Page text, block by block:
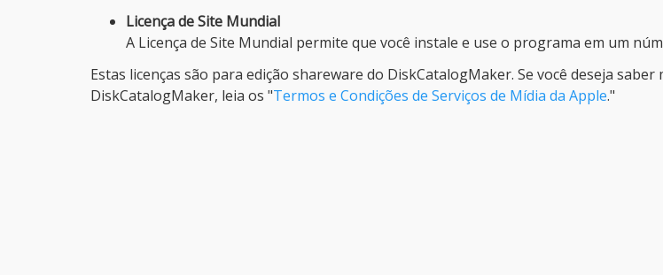
Licença de Site Mundial
A Licença de Site Mundial permite que você instale e use o programa em um
Estas licenças são para edição shareware do DiskCatalogMaker. Se você deseja
DiskCatalogMaker, leia os "Termos e Condições de Serviços de Mídia da Apple."